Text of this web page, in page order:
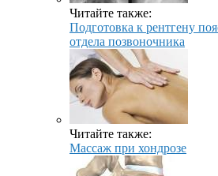
Читайте также:
Подготовка к рентгену
отдела позвоночника
Читайте также:
Массаж при хондрозе